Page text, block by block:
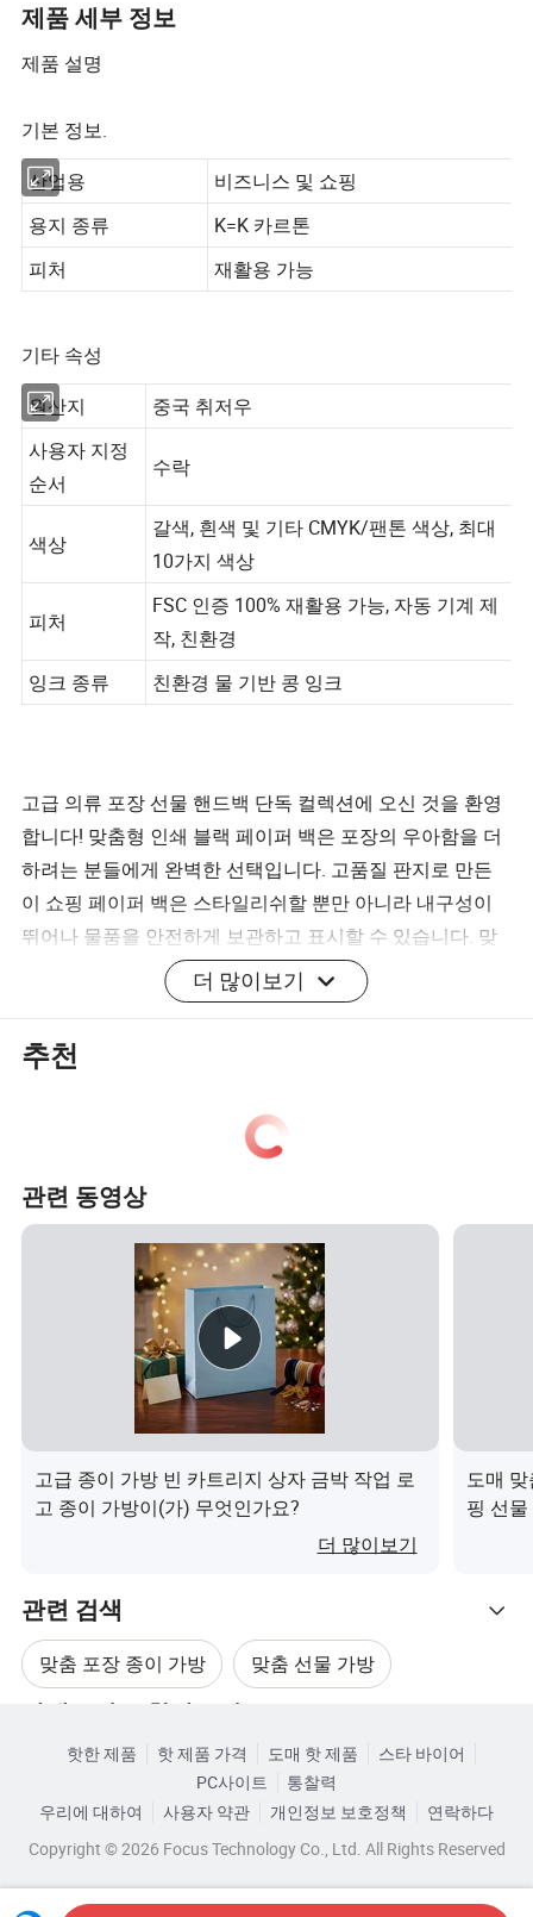
제품 세부 정보
제품 설명
기본 정보.
산업용
비즈니스 및 쇼핑
용지 종류
K=K 카르톤
피처
재활용 가능
기타 속성
원산지
중국 취저우
사용자 지정
순서
갈색, 흰색 및 기타 CMYK/팬톤 색상, 최대
10가지 색상
FSC 인증 100% 재활용 가능, 자동 기계 제
작, 친환경
잉크 종류
친환경 물 기반 콩 잉크
고급 의류 포장 선물 핸드백 단독 컬렉션에 오신 것을 환영
합니다! 맞춤형 인쇄 블랙 페이퍼 백은 포장의 우아함을 더
하려는 분들에게 완벽한 선택입니다. 고품질 판지로 만든
이 쇼핑 페이퍼 백은 스타일리쉬할 뿐만 아니라 내구성이
뛰어나 물품을 안전하게 보관하고 표시할 수 있습니다. 맞
춤형 인쇄 로고에 맞춤형 터치감을 더함으로써 브랜딩 목
적에 이상적입니다. 의류 포장 가방을 찾으시든 럭셔리한
세련되었습니다. 카프트 용지 소재는 세련된 외관을 갖추
하시는 분들을 위해 꼭 가봐야 할 맞춤 인쇄형 선물 가방으
더 많이보기
추천
관련 동영상
고급 종이 가방 빈 카트리지 상자 금박 작업 로
고 종이 가방이(가) 무엇인가요?
더 많이보기
도매
핑 선
관련 검색
맞춤 포장 종이 가방 맞춤 선물 가방
종이 포장 쇼핑 가방
핫한 제품 핫 제품 가격 도매 핫 제품
스타 바이어
PC사이트
통찰력
우리에 대하여
사용자 약관 개인정보 보호정책
연락하다
Copyright © 2026 Focus Technology Co., Ltd. All Rights Reserved